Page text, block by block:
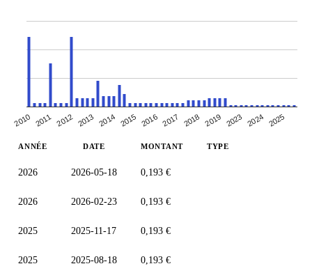
2010 2011 2012 2013 2014 2015 2016 2017 2018 2019 2023 2024 2025
ANNÉE DATE MONTANT TYPE
2026 2026-05-18 0,193 €
2026 2026-02-23 0,193 €
2025 2025-11-17 0,193 €
2025 2025-08-18 0,193 €